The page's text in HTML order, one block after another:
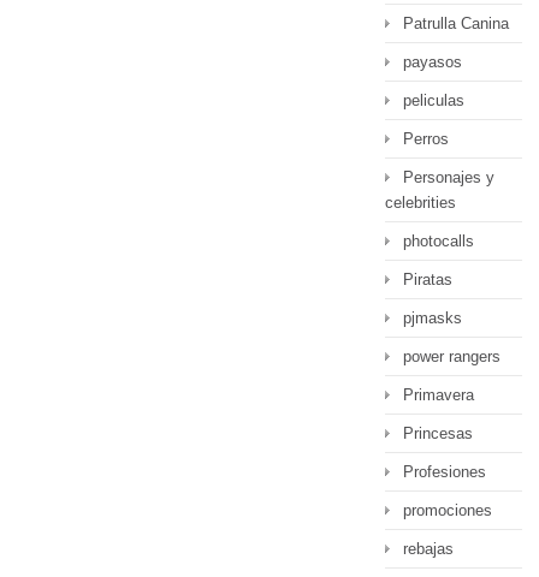
Patrulla Canina
payasos
peliculas
Perros
Personajes y
celebrities
photocalls
Piratas
pjmasks
power rangers
Primavera
Princesas
Profesiones
promociones
rebajas